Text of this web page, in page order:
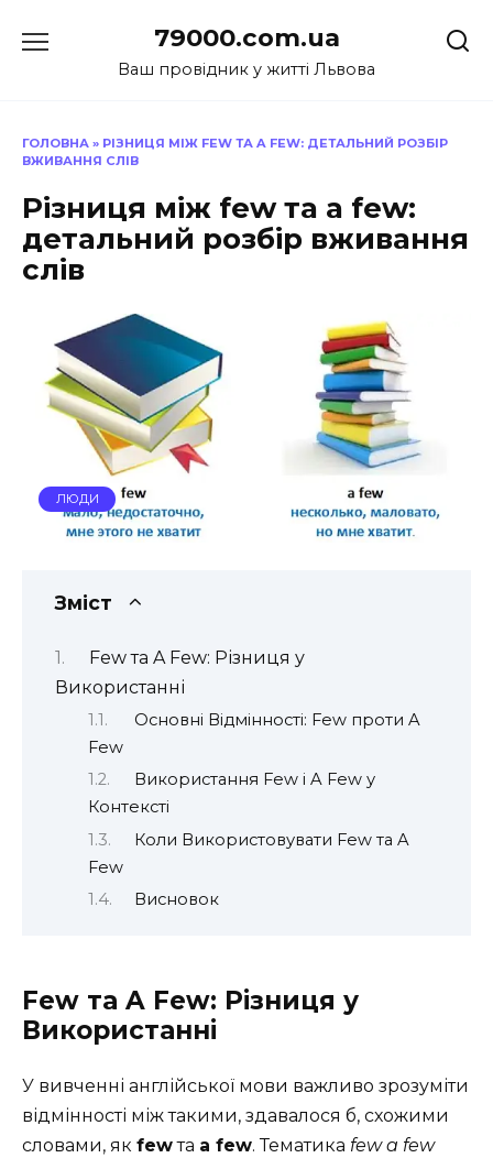
до
79000.com.ua
Ваш провідник у житті Львова
ГОЛОВНА » РІЗНИЦЯ МІЖ FEW ТА A FEW: ДЕТАЛЬНИЙ РОЗБІР
ВЖИВАННЯ СЛІВ
Різниця між few та a few:
детальний розбір вживання
слів
ЛЮДИ
Зміст
Few та A Few: Різниця у
Використанні
Основні Відмінності: Few проти A
Few
Використання Few і A Few у
Контексті
Коли Використовувати Few та A
Few
Висновок
Few та A Few: Різниця у
Використанні
У вивченні англійської мови важливо зрозуміти
відмінності між такими, здавалося б, схожими
словами, як fewта a few. Тематика few a few